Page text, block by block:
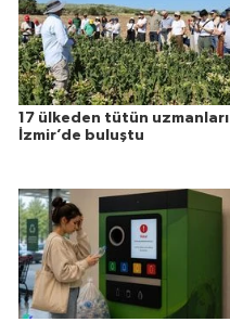
17 ülkeden tütün uzmanları
İzmir’de buluştu